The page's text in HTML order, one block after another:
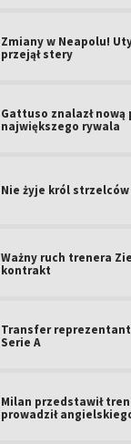
Zmiany w Neapolu!
przejął stery
Gattuso znalazł
największego rywala
Nie żyje król strzelców
Ważny ruch trenera
kontrakt
Transfer
Serie A
Milan przedstawił
prowadził